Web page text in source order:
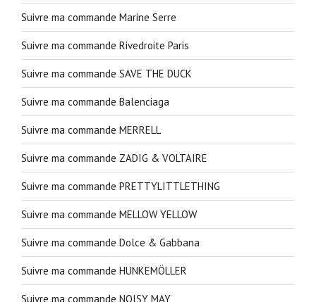
Suivre ma commande Marine Serre
Suivre ma commande Rivedroite Paris
Suivre ma commande SAVE THE DUCK
Suivre ma commande Balenciaga
Suivre ma commande MERRELL
Suivre ma commande ZADIG & VOLTAIRE
Suivre ma commande PRETTYLITTLETHING
Suivre ma commande MELLOW YELLOW
Suivre ma commande Dolce & Gabbana
Suivre ma commande HUNKEMÖLLER
Suivre ma commande NOISY MAY